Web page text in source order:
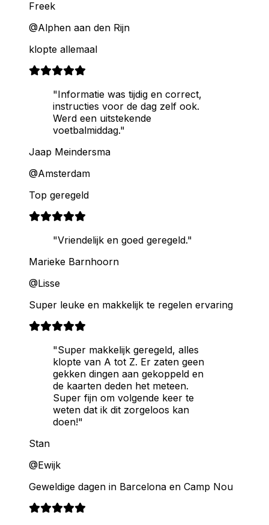
Freek
@Alphen aan den Rijn
klopte allemaal
"Informatie was tijdig en correct,
instructies voor de dag zelf ook.
Werd een uitstekende
voetbalmiddag."
Jaap Meindersma
@Amsterdam
Top geregeld
"Vriendelijk en goed geregeld."
Marieke Barnhoorn
@Lisse
Super leuke en makkelijk te regelen ervaring
"Super makkelijk geregeld, alles
klopte van A tot Z. Er zaten geen
gekken dingen aan gekoppeld en
de kaarten deden het meteen.
Super fijn om volgende keer te
weten dat ik dit zorgeloos kan
doen!"
Stan
@Ewijk
Geweldige dagen in Barcelona en Camp Nou